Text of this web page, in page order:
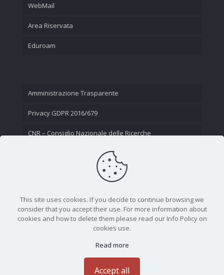
WebMail
Area Riservata
Eduroam
Amministrazione Trasparente
Privacy GDPR 2016/679
CNR – Consiglio Nazionale delle Ricerche
This site uses cookies. If you decide to continue browsing we
consider that you accept their use. For more information about
cookies and how to delete them please read our Info Policy on
cookies use.
Read more
Accept all